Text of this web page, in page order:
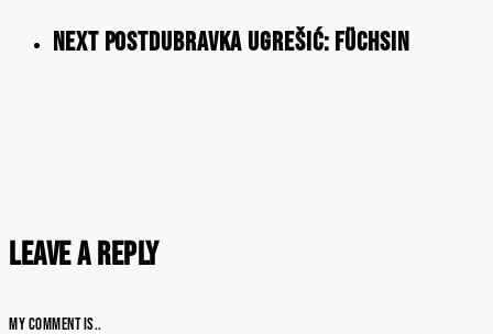
Next PostDubravka Ugrešić: Füchsin
Leave a Reply
My comment is..